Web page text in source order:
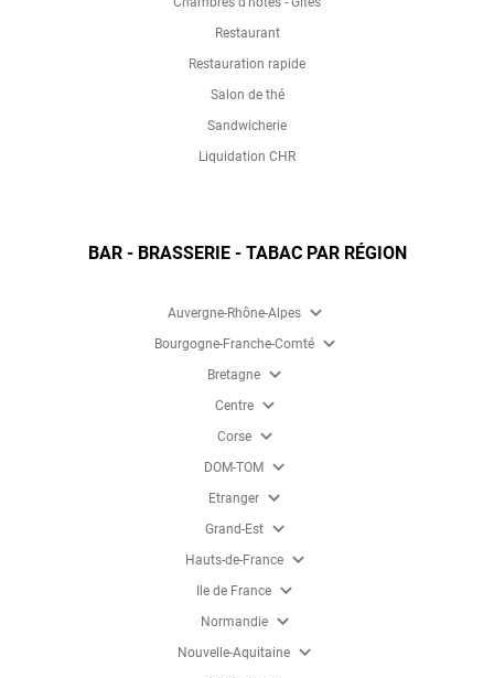
Restaurant
Restauration rapide
Salon de thé
Sandwicherie
Liquidation CHR
BAR - BRASSERIE - TABAC PAR RÉGION
Auvergne-Rhône-Alpes expand_more
Bourgogne-Franche-Comté expand_more
Bretagne expand_more
Centre expand_more
Corse expand_more
DOM-TOM expand_more
Etranger expand_more
Grand-Est expand_more
Hauts-de-France expand_more
Ile de France expand_more
Normandie expand_more
Nouvelle-Aquitaine expand_more